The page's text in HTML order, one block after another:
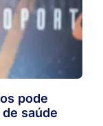
pode
saúde